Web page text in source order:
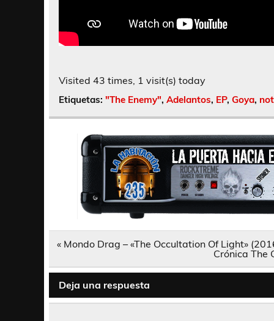
Visited 43 times, 1 visit(s) today
Etiquetas: "The Enemy", Adelantos, EP, Goya,
Navegación
« Mondo Drag – «The Occultation Of Light»
Crónica The
Deja una respuesta